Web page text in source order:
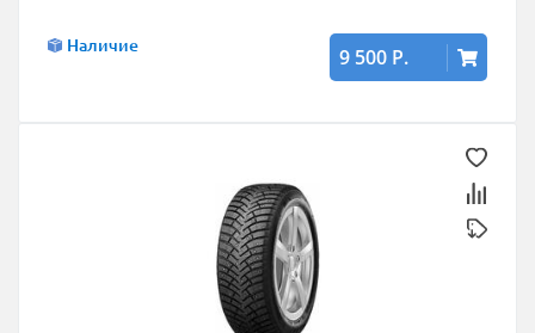
Наличие 9 500 Р.